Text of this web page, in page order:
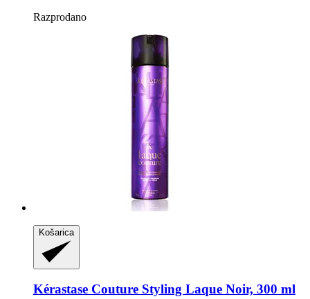
Razprodano
Košarica
Kérastase Couture Styling Laque Noir, 300 ml